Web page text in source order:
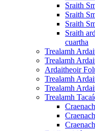
Sraith
Sraith
Sraith
Sraith
cuartha
Trealamh
Trealamh
Ardaitheoir
Trealamh
Trealamh
Trealamh